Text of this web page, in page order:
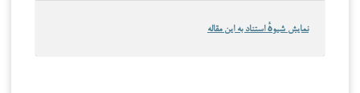
نمایش شیوهٔ استناد به این مقاله